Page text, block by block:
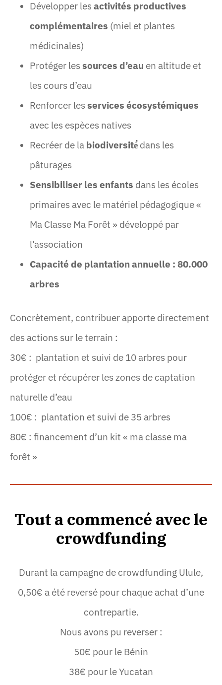
Développer les activités productives
complémentaires (miel et plantes
médicinales)
Protéger les sources d’eau en altitude et
les cours d’eau
Renforcer les services écosystémiques
avec les espèces natives
Recréer de la biodiversité́ dans les
pâturages
Sensibiliser les enfants dans les écoles
primaires avec le matériel pédagogique «
Ma Classe Ma Forêt » développé par
l’association
Capacité de plantation annuelle : 80.000
arbres
Concrètement, contribuer apporte directement
des actions sur le terrain :
30€ : plantation et suivi de 10 arbres pour
protéger et récupérer les zones de captation
naturelle d’eau
100€ : plantation et suivi de 35 arbres
80€ : financement d’un kit « ma classe ma
forêt »
Tout a commencé avec le
crowdfunding
Durant la campagne de crowdfunding Ulule,
0,50€ a été reversé pour chaque achat d’une
contrepartie.
Nous avons pu reverser :
50€ pour le Bénin
38€ pour le Yucatan